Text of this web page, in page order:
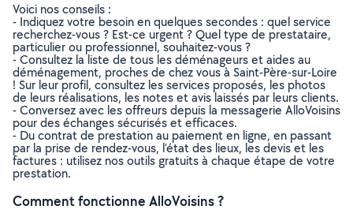
Voici nos conseils :
- Indiquez votre besoin en quelques secondes : quel service
recherchez-vous ? Est-ce urgent ? Quel type de prestataire,
particulier ou professionnel, souhaitez-vous ?
- Consultez la liste de tous les déménageurs et aides au
déménagement, proches de chez vous à Saint-Père-sur-Loire
! Sur leur profil, consultez les services proposés, les photos
de leurs réalisations, les notes et avis laissés par leurs clients.
- Conversez avec les offreurs depuis la messagerie AlloVoisins
pour des échanges sécurisés et efficaces.
- Du contrat de prestation au paiement en ligne, en passant
par la prise de rendez-vous, l’état des lieux, les devis et les
factures : utilisez nos outils gratuits à chaque étape de votre
prestation.
Comment fonctionne AlloVoisins ?